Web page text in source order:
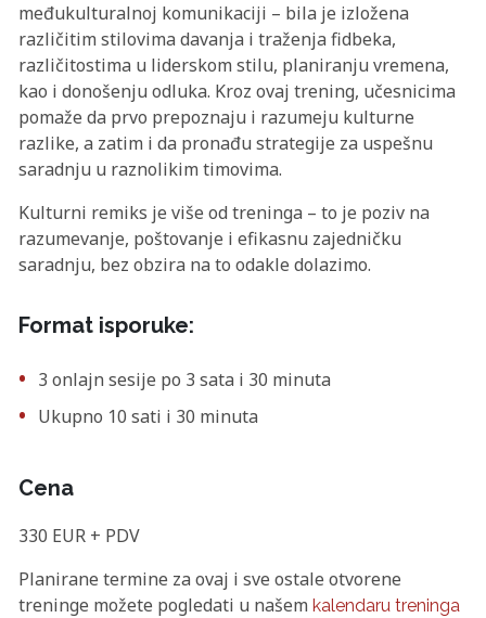
međukulturalnoj komunikaciji – bila je izložena
različitim stilovima davanja i traženja fidbeka,
različitostima u liderskom stilu, planiranju vremena,
kao i donošenju odluka. Kroz ovaj trening, učesnicima
pomaže da prvo prepoznaju i razumeju kulturne
razlike, a zatim i da pronađu strategije za uspešnu
saradnju u raznolikim timovima.
Kulturni remiks je više od treninga – to je poziv na
razumevanje, poštovanje i efikasnu zajedničku
saradnju, bez obzira na to odakle dolazimo.
Format isporuke:
3 onlajn sesije po 3 sata i 30 minuta
Ukupno 10 sati i 30 minuta
Cena
330 EUR + PDV
Planirane termine za ovaj i sve ostale otvorene
treninge možete pogledati u našem kalendaru treninga